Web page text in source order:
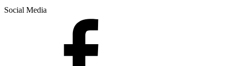
Social Media